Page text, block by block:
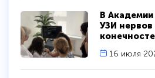
В
УЗИ нервов
16 июля